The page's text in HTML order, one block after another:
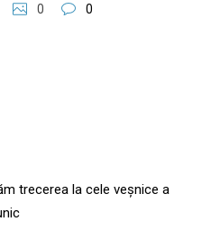
0
0
trecerea la cele veșnice a